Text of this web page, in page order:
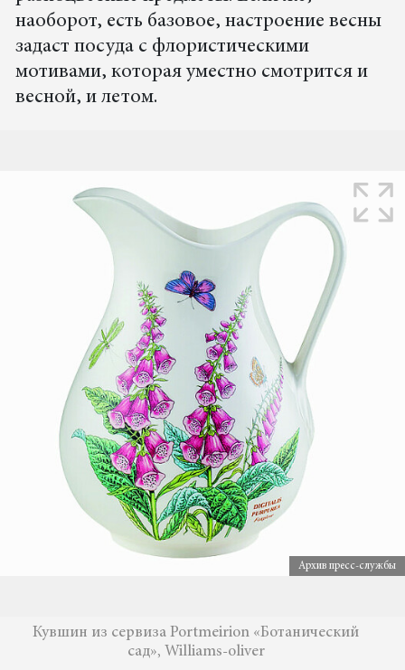
наоборот, есть базовое, настроение весны
задаст посуда с флористическими
мотивами, которая уместно смотрится и
весной, и летом.
Архив пресс-службы
Кувшин из сервиза Portmeirion «Ботанический
сад», Williams-oliver